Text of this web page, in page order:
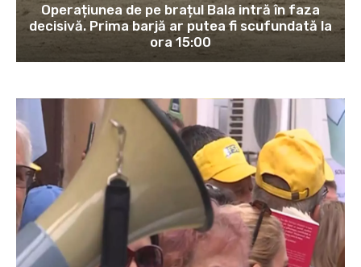
Operațiunea de pe brațul Bala intră în faza
decisivă. Prima barjă ar putea fi scufundată la
ora 15:00